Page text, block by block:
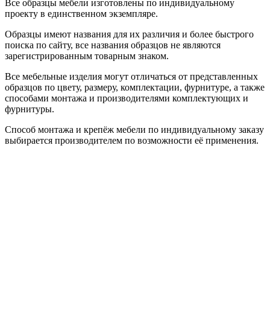
Все образцы мебели изготовлены по индивидуальному
проекту в единственном экземпляре.
Образцы имеют названия для их различия и более быстрого
поиска по сайту, все названия образцов не являются
зарегистрированным товарным знаком.
Все мебельные изделия могут отличаться от представленных
образцов по цвету, размеру, комплектации, фурнитуре, а также
способами монтажа и производителями комплектующих и
фурнитуры.
Способ монтажа и крепёж мебели по индивидуальному заказу
выбирается производителем по возможности её применения.